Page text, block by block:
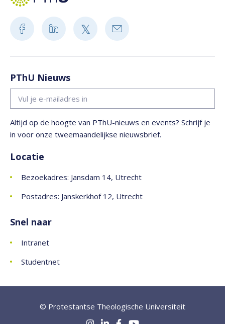
PThU Nieuws
Altijd op de hoogte van PThU-nieuws en events? Schrijf je
in voor onze tweemaandelijkse nieuwsbrief.
Locatie
Bezoekadres: Jansdam 14, Utrecht
Postadres: Janskerkhof 12, Utrecht
Snel naar
Intranet
Studentnet
© Protestantse Theologische Universiteit